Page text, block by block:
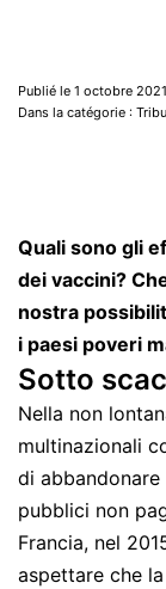
Publié le 1 octobre 2021
Dans la catégorie :
Quali sono gli
dei vaccini?
nostra
i paesi poveri
Sotto
Nella non
multinazionali
di
pubblici non
Francia, nel
aspettare che